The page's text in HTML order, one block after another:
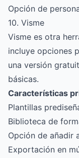
Opción de
10. Visme
Visme es otra
incluye opciones
una versión
básicas.
Características
Plantillas
Biblioteca de
Opción de añadir
Exportación en